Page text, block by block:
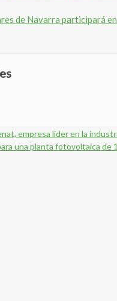
de Navarra participará
empresa líder en la
una planta fotovoltaica de